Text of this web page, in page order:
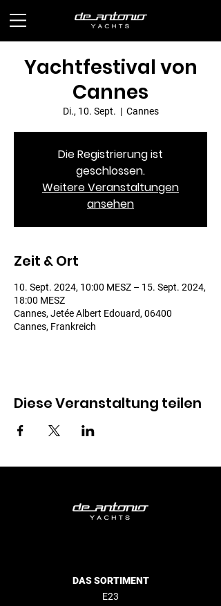
Yachtfestival von
Cannes
Di., 10. Sept.
  |
Cannes
Die Registrierung ist
geschlossen.
Weitere Veranstaltungen
ansehen
Zeit & Ort
10. Sept. 2024, 10:00 MESZ – 15. Sept. 2024,
18:00 MESZ
Cannes, Jetée Albert Edouard, 06400
Cannes, Frankreich
Diese Veranstaltung teilen
DAS SORTIMENT
E23